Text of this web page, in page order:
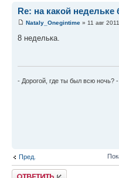
Re: на какой недельке
Nataly_Onegintime » 11 авг
8 неделька.
- Дорогой, где ты был всю ночь?
Пред.
Ответить